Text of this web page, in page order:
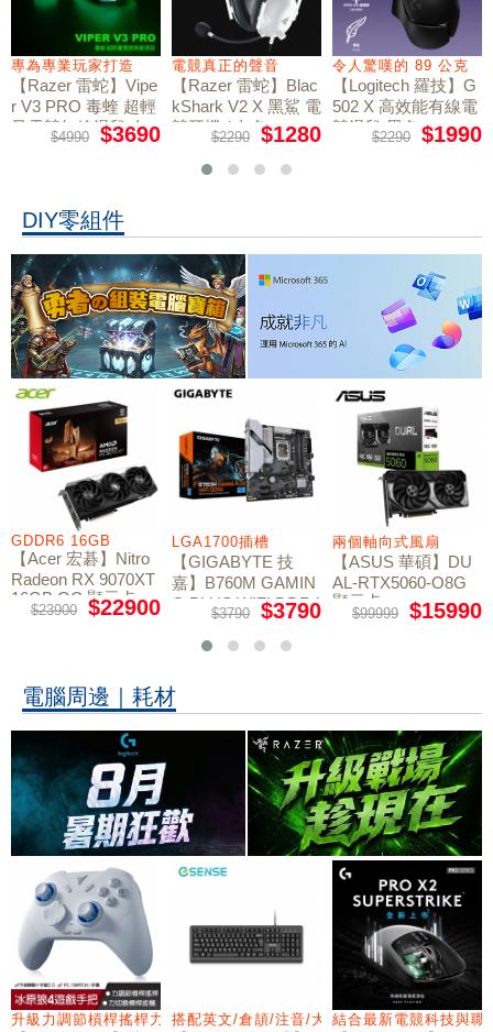
專為專業玩家打造
【Razer 雷蛇】Vipe
r V3 PRO 毒蝰 超輕
量電競無線滑鼠 白
$4990 $3690
電競真正的聲音
【Razer 雷蛇】Blac
kShark V2 X 黑鯊 電
競耳機 / 白色
$2290 $1280
令人驚嘆的 89 公克
【Logitech 羅技】G
502 X 高效能有線電
競滑鼠 黑色
$2290 $1990
DIY零組件
GDDR6 16GB
【Acer 宏碁】Nitro
Radeon RX 9070XT
16GB OC 顯示卡
$23900 $22900
LGA1700插槽
【GIGABYTE 技
嘉】B760M GAMIN
G PLUS WIFI DDR4
主機板$3790 $3790
兩個軸向式風扇
【ASUS 華碩】DU
AL-RTX5060-O8G
顯示卡
$99999 $15990
電腦周邊｜耗材
墊
升級力調節槓桿搖桿力切換扳機搭配英文/倉頡/注音/大易結合最新電競科技與